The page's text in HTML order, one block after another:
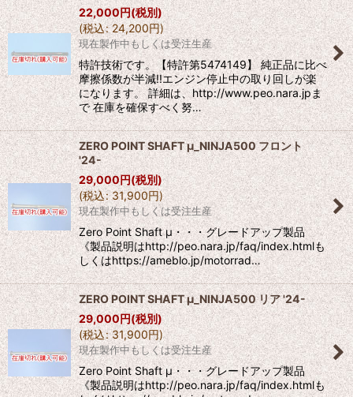
22,000円(税別)
(税込: 24,200円)
現在製作中もしくは受注生産
特許技術です。【特許第5474149】 純正品に比べ
摩擦係数が半減!!エンジン停止中の取り回しが楽
になります。 詳細は、http://www.peo.nara.jpま
で 在庫を確保すべく努…
ZERO POINT SHAFT μ_NINJA500 フロント
'24-
29,000円(税別)
(税込: 31,900円)
現在製作中もしくは受注生産
Zero Point Shaft μ・・・グレードアップ製品
《製品説明はhttp://peo.nara.jp/faq/index.htmlも
しくはhttps://ameblo.jp/motorrad…
ZERO POINT SHAFT μ_NINJA500 リア '24-
29,000円(税別)
(税込: 31,900円)
現在製作中もしくは受注生産
Zero Point Shaft μ・・・グレードアップ製品
《製品説明はhttp://peo.nara.jp/faq/index.htmlも